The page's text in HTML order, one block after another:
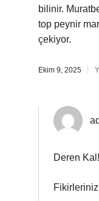
bilinir.
top peynir
çekiyor.
Ekim 9, 2025
Deren Kal!
Fikirleriniz